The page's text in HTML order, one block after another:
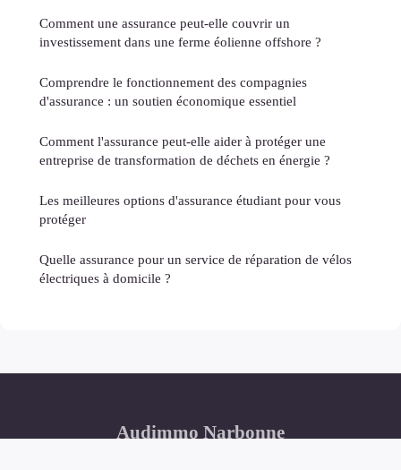
Comment une assurance peut-elle couvrir un
investissement dans une ferme éolienne offshore ?
Comprendre le fonctionnement des compagnies
d'assurance : un soutien économique essentiel
Comment l'assurance peut-elle aider à protéger une
entreprise de transformation de déchets en énergie ?
Les meilleures options d'assurance étudiant pour vous
protéger
Quelle assurance pour un service de réparation de vélos
électriques à domicile ?
Audimmo Narbonne